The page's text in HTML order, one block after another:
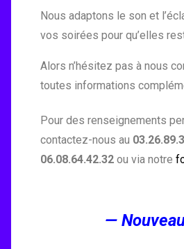
Nous adaptons le son et
vos soirées pour qu’elles
Alors n’hésitez pas à nous
toutes informations
Pour des renseignements
contactez-nous au
06.08.64.42.32 ou via notre
—